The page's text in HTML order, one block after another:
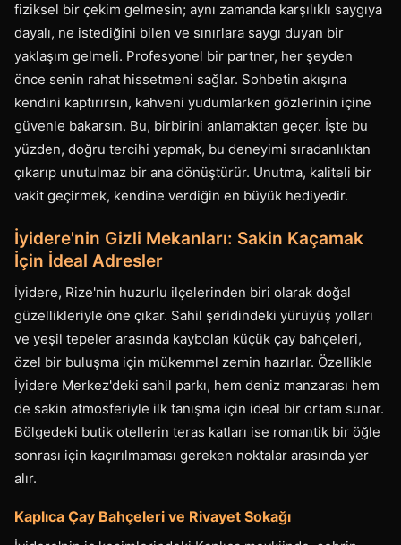
fiziksel bir çekim gelmesin; aynı zamanda karşılıklı saygıya
dayalı, ne istediğini bilen ve sınırlara saygı duyan bir
yaklaşım gelmeli. Profesyonel bir partner, her şeyden
önce senin rahat hissetmeni sağlar. Sohbetin akışına
kendini kaptırırsın, kahveni yudumlarken gözlerinin içine
güvenle bakarsın. Bu, birbirini anlamaktan geçer. İşte bu
yüzden, doğru tercihi yapmak, bu deneyimi sıradanlıktan
çıkarıp unutulmaz bir ana dönüştürür. Unutma, kaliteli bir
vakit geçirmek, kendine verdiğin en büyük hediyedir.
İyidere'nin Gizli Mekanları: Sakin Kaçamak
İçin İdeal Adresler
İyidere, Rize'nin huzurlu ilçelerinden biri olarak doğal
güzellikleriyle öne çıkar. Sahil şeridindeki yürüyüş yolları
ve yeşil tepeler arasında kaybolan küçük çay bahçeleri,
özel bir buluşma için mükemmel zemin hazırlar. Özellikle
İyidere Merkez'deki sahil parkı, hem deniz manzarası hem
de sakin atmosferiyle ilk tanışma için ideal bir ortam sunar.
Bölgedeki butik otellerin teras katları ise romantik bir öğle
sonrası için kaçırılmaması gereken noktalar arasında yer
alır.
Kaplıca Çay Bahçeleri ve Rivayet Sokağı